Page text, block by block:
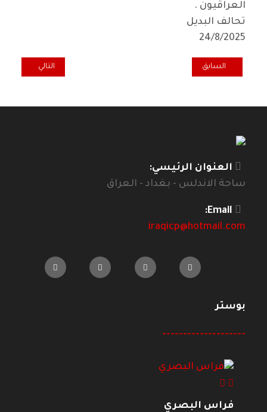
العراقيون .
تحالف البديل
24/8/2025
المقال السابق: افتتاحية (الميدان) - صحيفة الحزب الشيوعي السوداني
السابق المقال
التالي
العنوان الرئيسي:
ساحة الاندلس - بغداد - العراق
Email:
iraqicp@hotmail.com
بوستر
--------------------
فراس البصري